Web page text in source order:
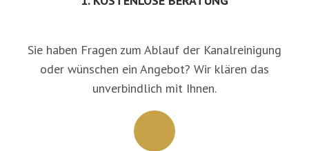
Sie haben Fragen zum Ablauf der Kanalreinigung
oder wünschen ein Angebot? Wir klären das
unverbindlich mit Ihnen.